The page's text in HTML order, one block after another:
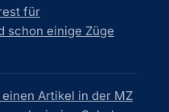
für
schon einige Züge
Artikel in der MZ